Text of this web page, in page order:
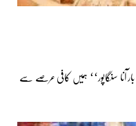
آنا سنگاپور‘‘ ہمیں کافی عرصے سے